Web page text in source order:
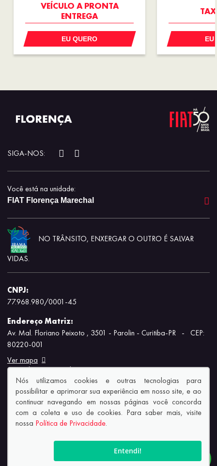
SUPER DESCONTO
ENTREGA
EU QUERO EU
SIGA-NOS:
Você está na unidade:
FIAT Florença Marechal
NO TRÂNSITO, ENXERGAR O OUTRO É SALVAR
VIDAS.
CNPJ:
77.968.980/0001-45
Endereço Matriz:
Av. Mal. Floriano Peixoto , 3501 - Parolin - Curitiba-PR
-
CEP:
80220-001
Ver mapa
Aviso de Texto Legal
AutoForce - Todos os direitos reservados.Política de privacidade.
Nós utilizamos cookies e outras tecnologias para
possibilitar e aprimorar sua experiência em nosso site, e ao
continuar navegando em nossas páginas você concorda
com a coleta e uso de cookies. Para saber mais, visite
nossa Política de Privacidade.
Entendi!